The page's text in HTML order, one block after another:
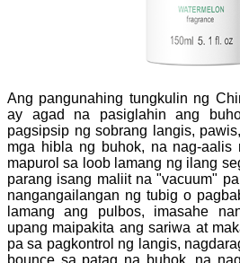
Ang pangunahing tungkulin ng
ay agad na pasiglahin ang
pagsipsip ng sobrang langis,
mga hibla ng buhok, na nag-aalis
mapurol sa loob lamang ng ilang
parang isang maliit na "vacuum"
nangangailangan ng tubig o
lamang ang pulbos, imasahe
upang maipakita ang sariwa at
pa sa pagkontrol ng langis,